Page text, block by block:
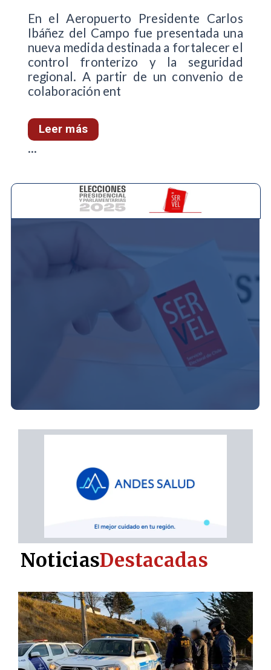
En el Aeropuerto Presidente Carlos
Ibáñez del Campo fue presentada una
nueva medida destinada a fortalecer el
control fronterizo y la seguridad
regional. A partir de un convenio de
colaboración ent
Leer más
...
NoticiasDestacadas